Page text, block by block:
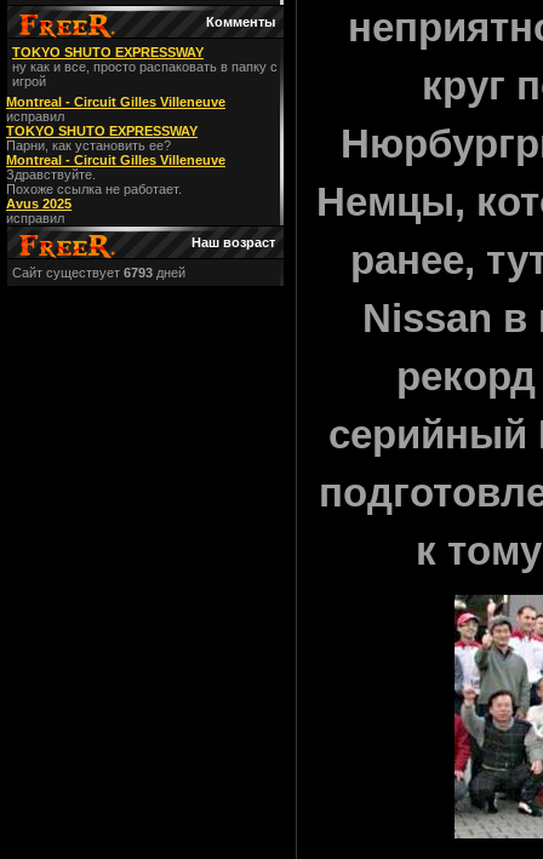
Комменты
TOKYO SHUTO EXPRESSWAY
ну как и все, просто распаковать в папку с
игрой
Montreal - Circuit Gilles Villeneuve
исправил
TOKYO SHUTO EXPRESSWAY
Парни, как установить ее?
Montreal - Circuit Gilles Villeneuve
Здравствуйте.
Похоже ссылка не работает.
Avus 2025
исправил
Наш возраст
Сайт существует 6793 дней
круг
Немцы,
ранее,
Nissan в
серийный
к